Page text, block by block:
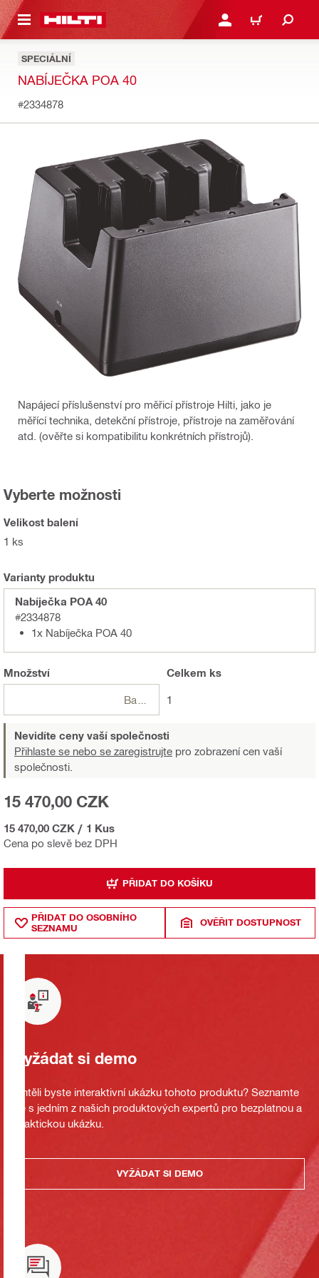
HLAVNÍ OBSAH PŘIHLÁSIT NEBO
KOŠÍK
SPECIÁLNÍ
NABÍJEČKA POA 40
#2334878
Napájecí příslušenství pro měřicí přístroje Hilti, jako je
měřící technika, detekční přístroje, přístroje na zaměřování
atd. (ověřte si kompatibilitu konkrétních přístrojů).
Vyberte možnosti
Velikost balení
1 ks
Varianty produktu
Nabíječka POA 40
#2334878
1x Nabíječka POA 40
Množství Celkem ks
1
Nevidíte ceny vaší společnosti
Přihlaste se nebo se zaregistrujte pro zobrazení cen vaší
společnosti.
Cena po slevě bez DPH
15 470,00 CZK
15 470,00 CZK / 1 Kus
PŘIDAT DO KOŠÍKU
PŘIDAT DO OSOBNÍHO
SEZNAMU
OVĚŘIT DOSTUPNOST
Vyžádat si demo
Chtěli byste interaktivní ukázku tohoto produktu? Seznamte
se s jedním z našich produktových expertů pro bezplatnou a
praktickou ukázku.
VYŽÁDAT SI DEMO